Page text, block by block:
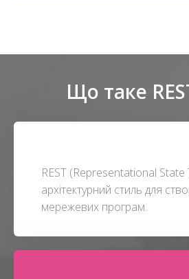
Що таке
REST (Representational
архітектурний стиль для
мережевих програм.